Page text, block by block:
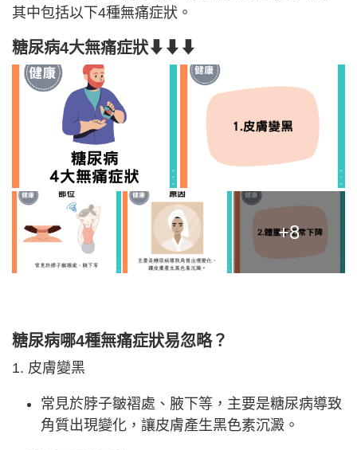
其中包括以下4種無痛症狀。
糖尿病4大無痛症狀⬇⬇⬇
+8
糖尿病哪4種無痛症狀易忽略？
1. 皮膚變黑
常見於脖子皺褶處、腋下等，主要是糖尿病導致
角質出現變化，讓皮膚產生黑色素沉澱。